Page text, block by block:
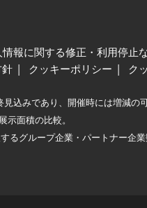
情報に関する修正・利用停止
クッキーポリシー ク
込みであり、開催時には増減の
面積の比較。
グループ企業・パートナー企業